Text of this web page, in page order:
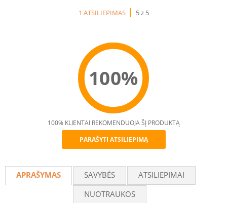
1 ATSILIEPIMAS
5 z 5
100%
Recommend
100% KLIENTAI REKOMENDUOJA ŠĮ PRODUKTĄ
PARAŠYTI ATSILIEPIMĄ
APRAŠYMAS SAVYBĖS
ATSILIEPIMAI
NUOTRAUKOS